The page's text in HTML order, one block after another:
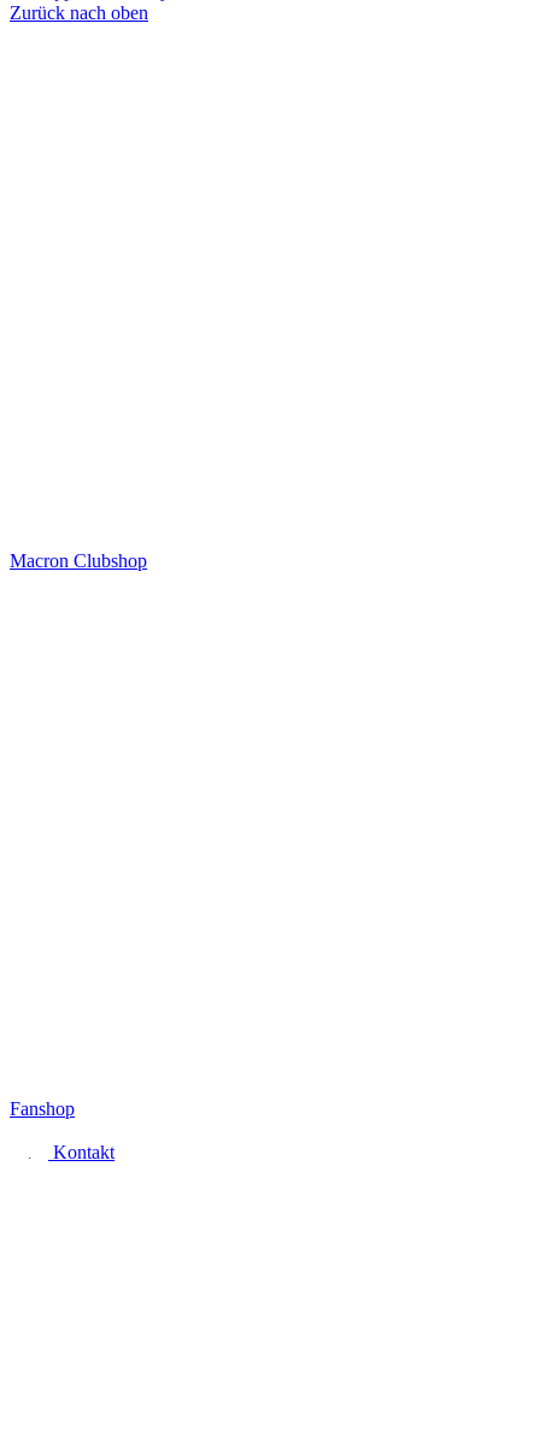
Zurück nach oben
Macron Clubshop
Fanshop
Kontakt